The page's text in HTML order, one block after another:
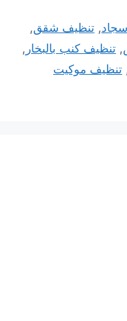
,تنظيف شقق,
, تنظيف كنب بالبخار ,
تنظيف موكيت